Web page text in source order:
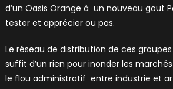
d’un Oasis Orange à un nouveau gout
tester et apprécier ou pas.
Le réseau de distribution de ces
suffit d’un rien pour inonder les
le flou administratif entre industrie et